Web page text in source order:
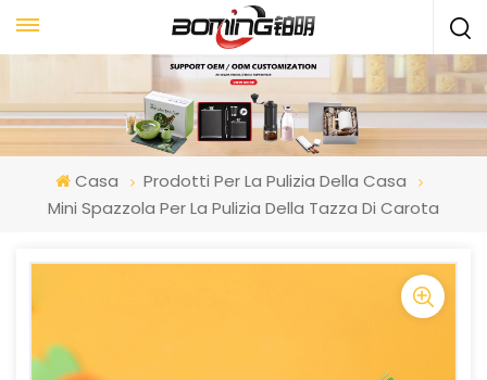
Casa
Prodotti Per La Pulizia Della Casa
Mini Spazzola Per La Pulizia Della Tazza Di Carota